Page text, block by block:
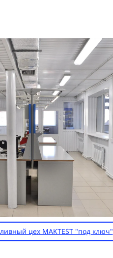
цех MAKTEST "под ключ"